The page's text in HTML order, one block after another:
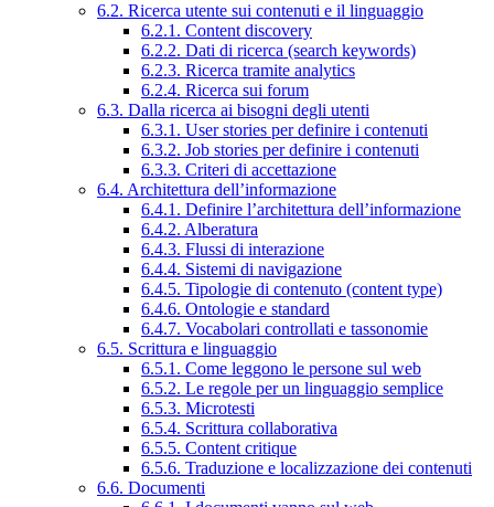
6.2. Ricerca utente sui contenuti e il linguaggio
6.2.1. Content discovery
6.2.2. Dati di ricerca (search keywords)
6.2.3. Ricerca tramite analytics
6.2.4. Ricerca sui forum
6.3. Dalla ricerca ai bisogni degli utenti
6.3.1. User stories per definire i contenuti
6.3.2. Job stories per definire i contenuti
6.3.3. Criteri di accettazione
6.4. Architettura dell’informazione
6.4.1. Definire l’architettura dell’informazione
6.4.2. Alberatura
6.4.3. Flussi di interazione
6.4.4. Sistemi di navigazione
6.4.5. Tipologie di contenuto (content type)
6.4.6. Ontologie e standard
6.4.7. Vocabolari controllati e tassonomie
6.5. Scrittura e linguaggio
6.5.1. Come leggono le persone sul web
6.5.2. Le regole per un linguaggio semplice
6.5.3. Microtesti
6.5.4. Scrittura collaborativa
6.5.5. Content critique
6.5.6. Traduzione e localizzazione dei contenuti
6.6. Documenti